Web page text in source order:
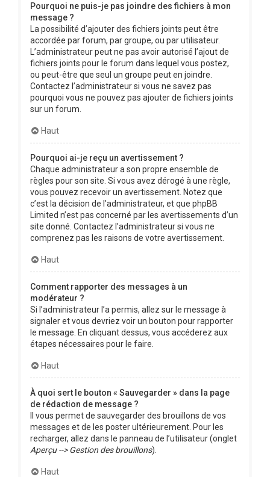
Pourquoi ne puis-je pas joindre des fichiers à mon
message ?
La possibilité d’ajouter des fichiers joints peut être
accordée par forum, par groupe, ou par utilisateur.
L’administrateur peut ne pas avoir autorisé l’ajout de
fichiers joints pour le forum dans lequel vous postez,
ou peut-être que seul un groupe peut en joindre.
Contactez l’administrateur si vous ne savez pas
pourquoi vous ne pouvez pas ajouter de fichiers joints
sur un forum.
Haut
Pourquoi ai-je reçu un avertissement ?
Chaque administrateur a son propre ensemble de
règles pour son site. Si vous avez dérogé à une règle,
vous pouvez recevoir un avertissement. Notez que
c’est la décision de l’administrateur, et que phpBB
Limited n’est pas concerné par les avertissements d’un
site donné. Contactez l’administrateur si vous ne
comprenez pas les raisons de votre avertissement.
Haut
Comment rapporter des messages à un
modérateur ?
Si l’administrateur l’a permis, allez sur le message à
signaler et vous devriez voir un bouton pour rapporter
le message. En cliquant dessus, vous accéderez aux
étapes nécessaires pour le faire.
Haut
À quoi sert le bouton « Sauvegarder » dans la page
de rédaction de message ?
Il vous permet de sauvegarder des brouillons de vos
messages et de les poster ultérieurement. Pour les
recharger, allez dans le panneau de l’utilisateur (onglet
Aperçu --> Gestion des brouillons).
Haut